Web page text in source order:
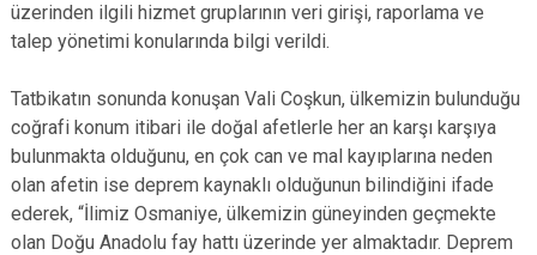
üzerinden ilgili hizmet gruplarının veri girişi, raporlama ve
talep yönetimi konularında bilgi verildi.
Tatbikatın sonunda konuşan Vali Coşkun, ülkemizin bulunduğu
coğrafi konum itibari ile doğal afetlerle her an karşı karşıya
bulunmakta olduğunu, en çok can ve mal kayıplarına neden
olan afetin ise deprem kaynaklı olduğunun bilindiğini ifade
ederek, “İlimiz Osmaniye, ülkemizin güneyinden geçmekte
olan Doğu Anadolu fay hattı üzerinde yer almaktadır. Deprem